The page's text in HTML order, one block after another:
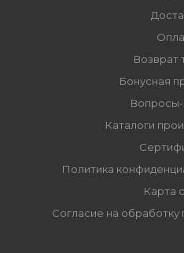
Возврат
Бонусная
Каталоги
Политика
Карта
Согласие на